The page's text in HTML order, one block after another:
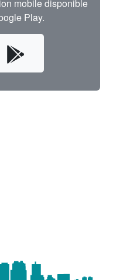
mobile disponible
Play.